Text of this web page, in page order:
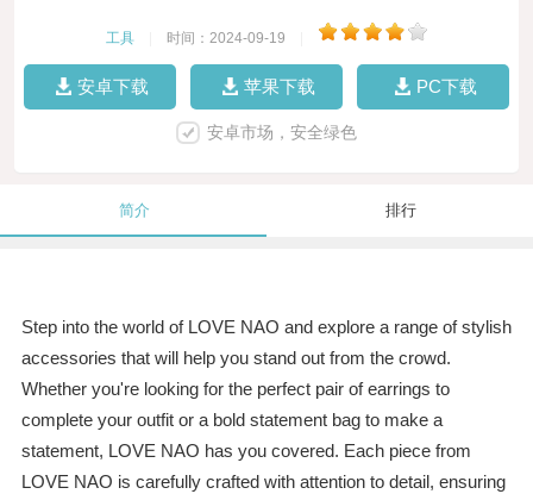
工具 时间：2024-09-19
安卓下载 苹果下载 PC下载
安卓市场，安全绿色
简介 排行
Step into the world of LOVE NAO and explore a range of stylish
accessories that will help you stand out from the crowd.
Whether you're looking for the perfect pair of earrings to
complete your outfit or a bold statement bag to make a
statement, LOVE NAO has you covered. Each piece from
LOVE NAO is carefully crafted with attention to detail, ensuring